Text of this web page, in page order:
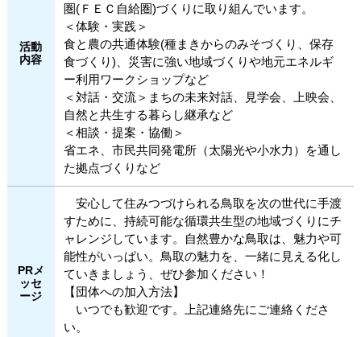
活動
内容
圏(ＦＥＣ自給圏)づくりに取り組んでいます。
＜体験・実践＞
食と農の共通体験(種まきからのみそづくり、保存
食づくり)、災害に強い地域づくりや地元エネルギ
ー利用ワークショップなど
＜対話・交流＞まちの未来対話、見学会、上映会、
自然と共生する暮らし継承など
＜相談・提案・協働＞
省エネ、市民共同発電所（太陽光や小水力）を通し
た拠点づくりなど
PRメ
ッセ
ージ
安心して住みつづけられる鳥取を次の世代に手渡
すために、持続可能な循環共生型の地域づくりにチ
ャレンジしています。自然豊かな鳥取は、魅力や可
能性がいっぱい。鳥取の魅力を、一緒に見える化し
ていきましょう、ぜひ参加ください！
【団体への加入方法】
いつでも歓迎です。上記連絡先にご連絡くださ
い。